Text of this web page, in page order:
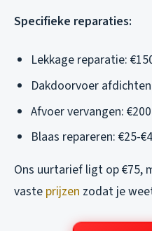
Specifieke reparaties:
Lekkage reparatie:
Dakdoorvoer
Afvoer vervangen:
Blaas repareren: €25-
Ons uurtarief ligt op €75,
vaste prijzen zodat je